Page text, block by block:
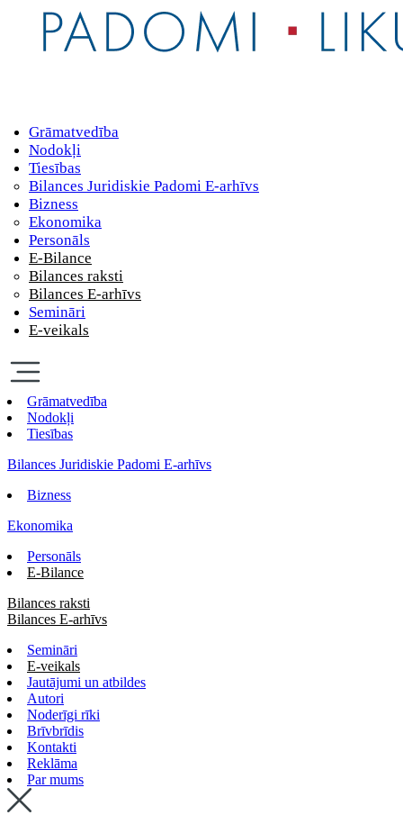
Grāmatvedība
Nodokļi
Tiesības
Bilances Juridiskie Padomi E-arhīvs
Bizness
Ekonomika
Personāls
E-Bilance
Bilances raksti
Bilances E-arhīvs
Semināri
E-veikals
Grāmatvedība
Nodokļi
Tiesības
Bilances Juridiskie Padomi E-arhīvs
Bizness
Ekonomika
Personāls
E-Bilance
Bilances raksti
Bilances E-arhīvs
Semināri
E-veikals
Jautājumi un atbildes
Autori
Noderīgi rīki
Brīvbrīdis
Kontakti
Reklāma
Par mums